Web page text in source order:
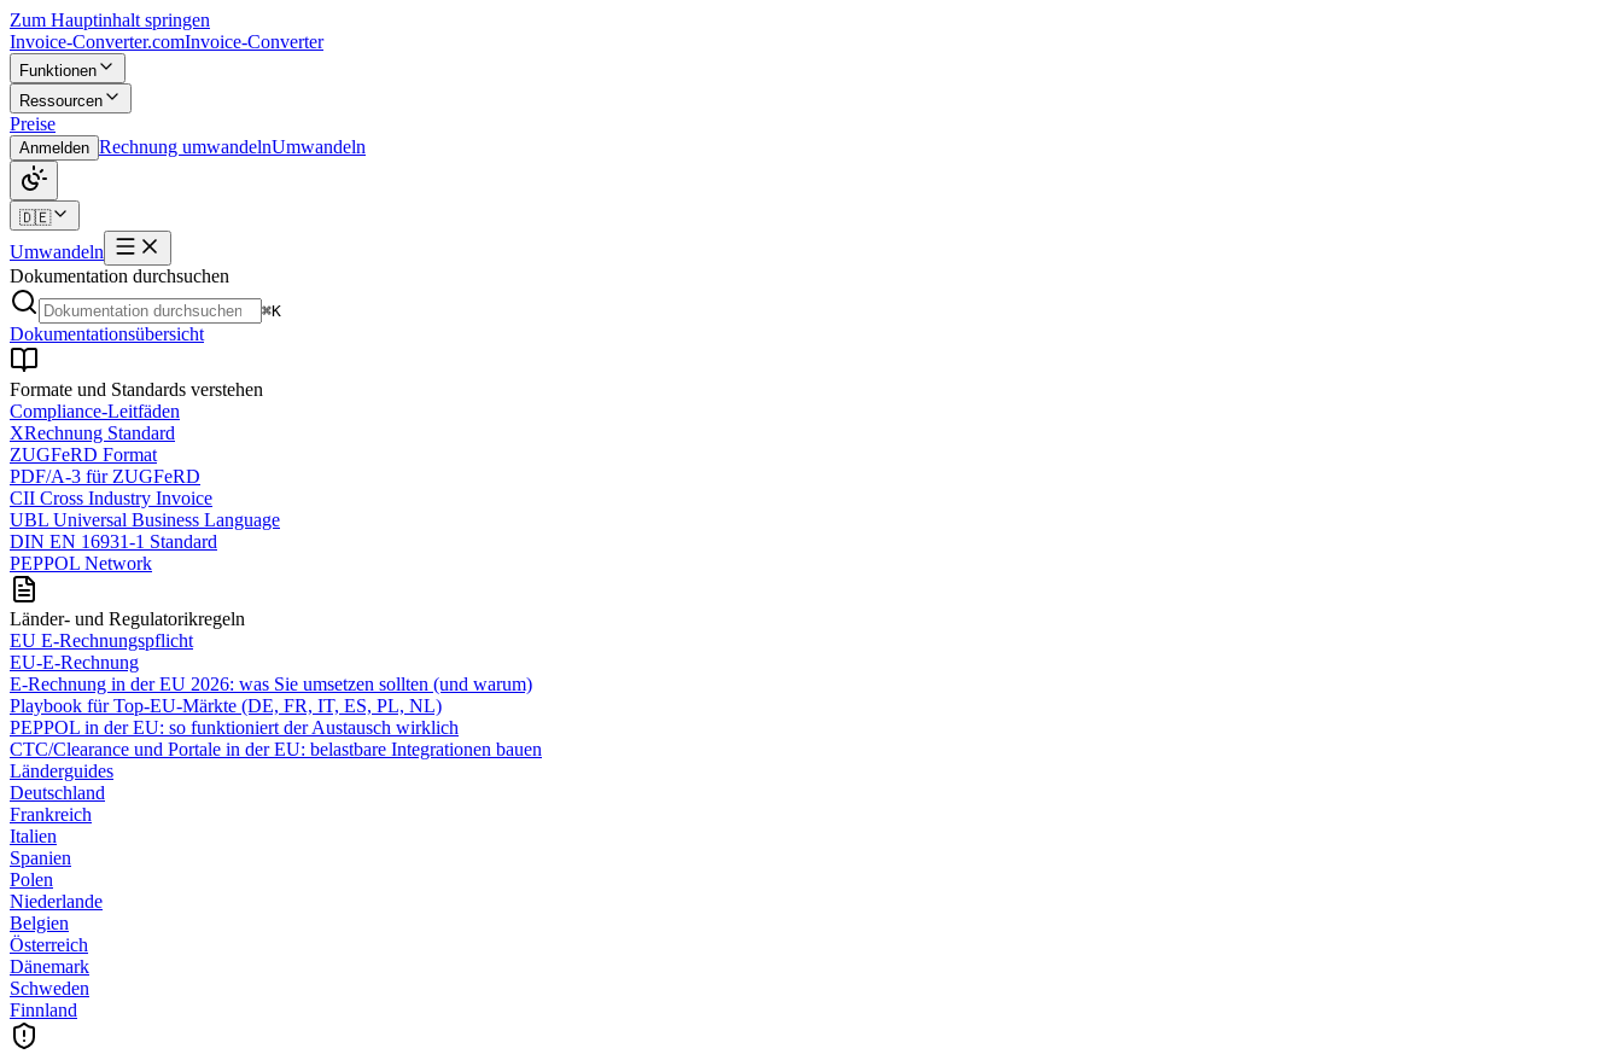
Zum Hauptinhalt springen
Invoice-Converter.comInvoice-Converter
Funktionen
Ressourcen
Preise
Anmelden Rechnung umwandelnUmwandeln
🇩🇪
Umwandeln
Dokumentation durchsuchen
⌘K
Dokumentationsübersicht
Formate und Standards verstehen
Compliance-Leitfäden
XRechnung Standard
ZUGFeRD Format
PDF/A-3 für ZUGFeRD
CII Cross Industry Invoice
UBL Universal Business Language
DIN EN 16931-1 Standard
PEPPOL Network
Länder- und Regulatorikregeln
EU E-Rechnungspflicht
EU-E-Rechnung
E‑Rechnung in der EU 2026: was Sie umsetzen sollten (und warum)
Playbook für Top‑EU‑Märkte (DE, FR, IT, ES, PL, NL)
PEPPOL in der EU: so funktioniert der Austausch wirklich
CTC/Clearance und Portale in der EU: belastbare Integrationen bauen
Länderguides
Deutschland
Frankreich
Italien
Spanien
Polen
Niederlande
Belgien
Österreich
Dänemark
Schweden
Finnland